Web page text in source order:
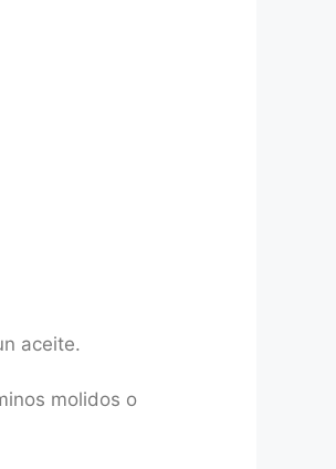
aceite.
molidos o